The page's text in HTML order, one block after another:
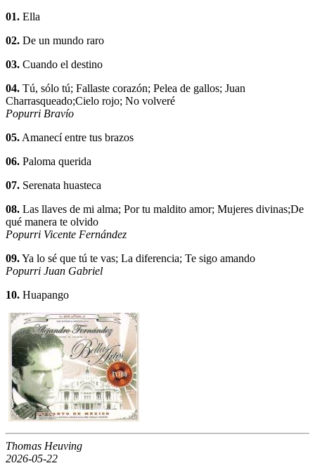
01. Ella
02. De un mundo raro
03. Cuando el destino
04. Tú, sólo tú; Fallaste corazón; Pelea de gallos; Juan
Charrasqueado;Cielo rojo; No volveré
Popurri Bravío
05.Amanecí entre tus brazos
06. Paloma querida
07. Serenata huasteca
08. Las llaves de mi alma; Por tu maldito amor; Mujeres divinas;De
qué manera te olvido
Popurri Vicente Fernández
09.Ya lo sé que tú te vas; La diferencia; Te sigo amando
Popurri Juan Gabriel
10. Huapango
Thomas Heuving
2026-05-22